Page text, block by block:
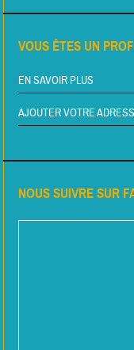
VOUS ÊTES UN
EN SAVOIR PLUS
AJOUTER VOTRE
NOUS SUIVRE SUR